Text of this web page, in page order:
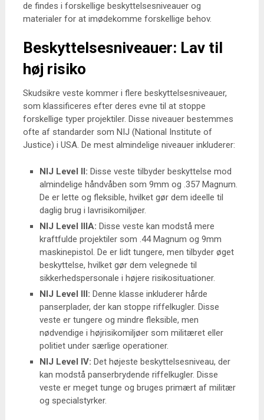
de findes i forskellige beskyttelsesniveauer og
materialer for at imødekomme forskellige behov.
Beskyttelsesniveauer: Lav til
høj risiko
Skudsikre veste kommer i flere beskyttelsesniveauer,
som klassificeres efter deres evne til at stoppe
forskellige typer projektiler. Disse niveauer bestemmes
ofte af standarder som NIJ (National Institute of
Justice) i USA. De mest almindelige niveauer inkluderer:
NIJ Level II: Disse veste tilbyder beskyttelse mod
almindelige håndvåben som 9mm og .357 Magnum.
De er lette og fleksible, hvilket gør dem ideelle til
daglig brug i lavrisikomiljøer.
NIJ Level IIIA: Disse veste kan modstå mere
kraftfulde projektiler som .44 Magnum og 9mm
maskinepistol. De er lidt tungere, men tilbyder øget
beskyttelse, hvilket gør dem velegnede til
sikkerhedspersonale i højere risikosituationer.
NIJ Level III: Denne klasse inkluderer hårde
panserplader, der kan stoppe riffelkugler. Disse
veste er tungere og mindre fleksible, men
nødvendige i højrisikomiljøer som militæret eller
politiet under særlige operationer.
NIJ Level IV: Det højeste beskyttelsesniveau, der
kan modstå panserbrydende riffelkugler. Disse
veste er meget tunge og bruges primært af militær
og specialstyrker.